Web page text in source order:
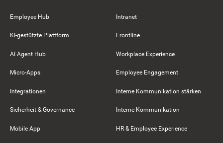
Employee Hub
KI-gestützte Plattform
AI Agent Hub
Micro-Apps
Integrationen
Sicherheit & Governance
Mobile App
Intranet
Frontline
Workplace Experience
Employee Engagement
Interne Kommunikation stärken
Interne Kommunikation
HR & Employee Experience